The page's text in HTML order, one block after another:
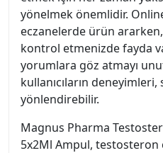
yönelmek önemlidir.
eczanelerde ürün
kontrol etmenizde fayda
yorumlara göz atmayı
kullanıcıların
yönlendirebilir.
Magnus Pharma
5x2Ml Ampul, testosteron